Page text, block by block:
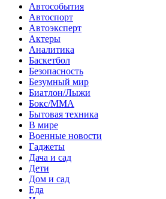
Автособытия
Автоспорт
Автоэксперт
Актеры
Аналитика
Баскетбол
Безопасность
Безумный мир
Биатлон/Лыжи
Бокс/MMA
Бытовая техника
В мире
Военные новости
Гаджеты
Дача и сад
Дети
Дом и сад
Еда